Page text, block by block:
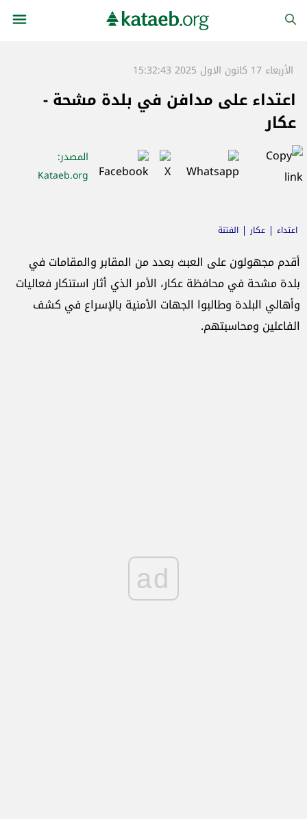
الأربعاء 17 كانون الاول 2025 15:32:43
اعتداء على مدافن في بلدة مشحة -
عكار
المصدر:
Kataeb.org
اعتداء عكار الفتنة
أقدم مجهولون على العبث بعدد من المقابر والمقامات في
بلدة مشحة في محافظة عكار، الأمر الذي أثار استنكار فعاليات
وأهالي البلدة وطالبوا الجهات الأمنية بالإسراع في كشف
الفاعلين ومحاسبتهم.
ad